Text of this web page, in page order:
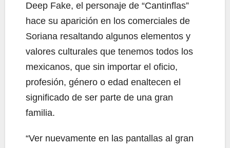
Deep Fake, el personaje de “Cantinflas”
hace su aparición en los comerciales de
Soriana resaltando algunos elementos y
valores culturales que tenemos todos los
mexicanos, que sin importar el oficio,
profesión, género o edad enaltecen el
significado de ser parte de una gran
familia.
“Ver nuevamente en las pantallas al gran